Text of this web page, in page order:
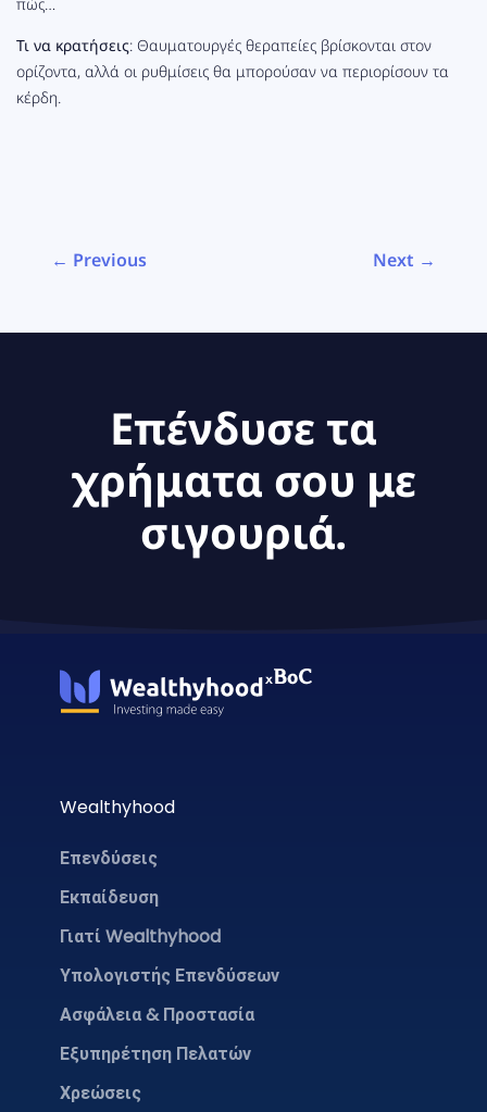
Τι να κρατήσεις: Θαυματουργές θεραπείες βρίσκονται στον
ορίζοντα, αλλά οι ρυθμίσεις θα μπορούσαν να περιορίσουν τα
κέρδη.
← Previous Next →
Επένδυσε τα
χρήματα σου με
σιγουριά.
Wealthyhood
Επενδύσεις
Εκπαίδευση
Γιατί Wealthyhood
Υπολογιστής Επενδύσεων
Ασφάλεια & Προστασία
Εξυπηρέτηση Πελατών
Χρεώσεις